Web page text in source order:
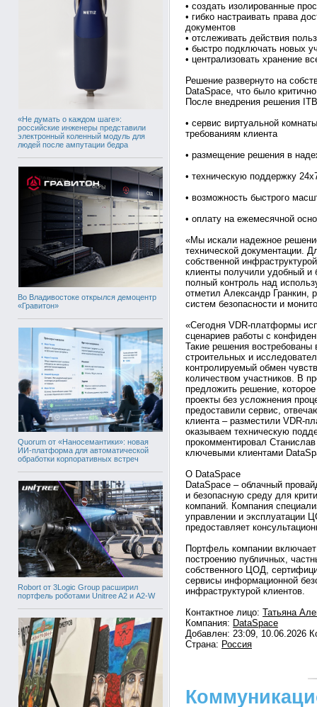
«Не думать о каждом шаге»:
российские инженеры представили
электронный коленный модуль для
людей после ампутации бедра
Во Владивостоке открылся демоцентр
«Гравитон»
Quorum от «Наносемантики»: новая
ИИ-платформа для автоматической
обработки корпоративных встреч
Robort от 3Logic Group расширил
портфель роботами Unitree A2 и A2-W
• создать изолированные
• гибко настраивать права
документов
• отслеживать действия
• быстро подключать новых
• централизовать хранение
Решение развернуто на
DataSpace, что было
После внедрения решения
• сервис виртуальной
требованиям клиента
• размещение решения в
• техническую поддержку
• возможность быстрого
• оплату на ежемесячной
«Мы искали надежное
технической документации.
собственной
клиенты получили удобный и
полный контроль над
отметил Александр Гранкин,
систем безопасности и
«Сегодня VDR-платформы
сценариев работы с
Такие решения
строительных и
контролируемый обмен
количеством участников. В
предложить решение,
проекты без усложнения
предоставили сервис,
клиента – разместили VDR-
оказываем техническую
прокомментировал
ключевыми клиентами
О DataSpace
DataSpace – облачный
и безопасную среду для
компаний. Компания
управлении и эксплуатации
предоставляет
Портфель компании
построению публичных,
собственного ЦОД,
сервисы информационной
инфраструктурой клиентов.
Контактное лицо: Татьяна
Компания: DataSpace
Добавлен: 23:09, 10.06.2026
Страна: Россия